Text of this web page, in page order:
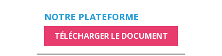
NOTRE PLATEFORME
TÉLÉCHARGER LE DOCUMENT